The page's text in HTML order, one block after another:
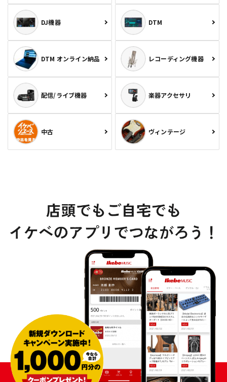
DJ機器 DTM
DTM オンライン納品 レコーディング機器
配信/ライブ機器 楽器アクセサリ
中古 ヴィンテージ